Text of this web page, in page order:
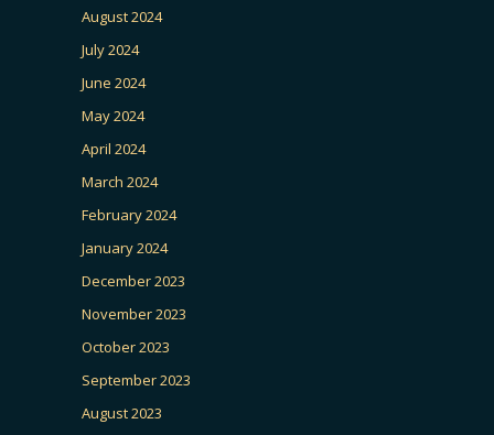
August 2024
July 2024
June 2024
May 2024
April 2024
March 2024
February 2024
January 2024
December 2023
November 2023
October 2023
September 2023
August 2023